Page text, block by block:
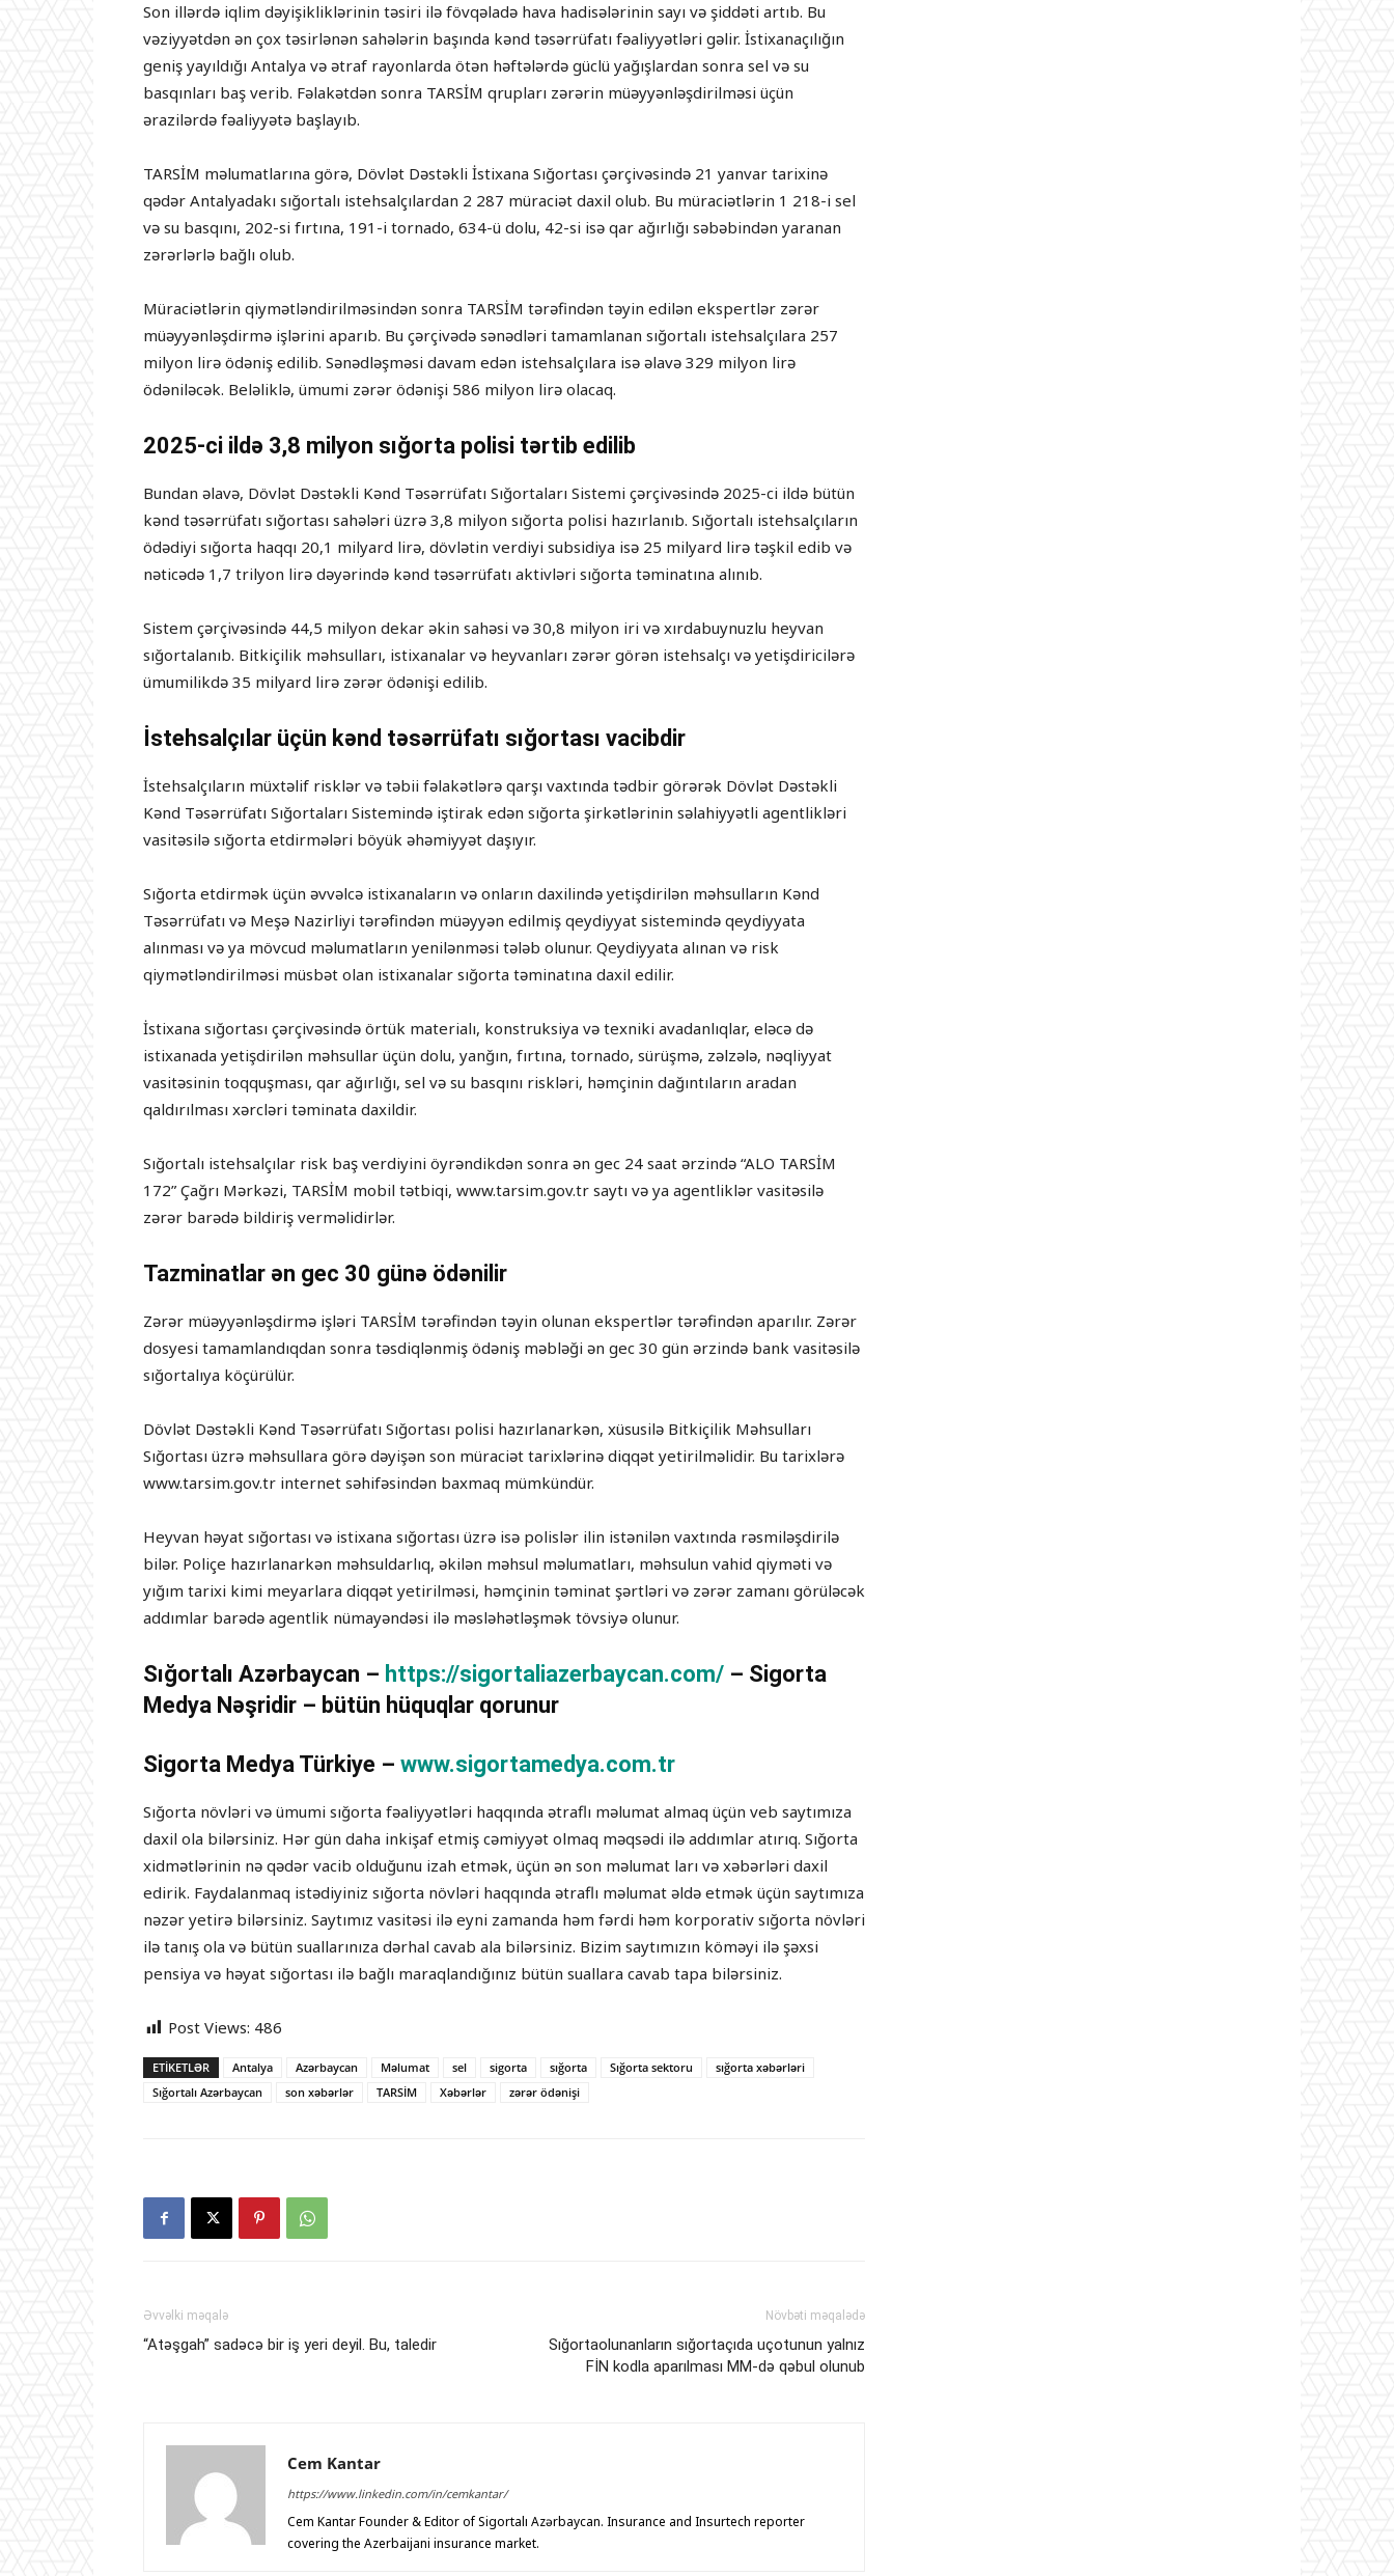
Son illərdə iqlim dəyişikliklərinin təsiri ilə fövqəladə hava hadisələrinin sayı və şiddəti artıb. Bu
vəziyyətdən ən çox təsirlənən sahələrin başında kənd təsərrüfatı fəaliyyətləri gəlir. İstixanaçılığın
geniş yayıldığı Antalya və ətraf rayonlarda ötən həftələrdə güclü yağışlardan sonra sel və su
basqınları baş verib. Fəlakətdən sonra TARSİM qrupları zərərin müəyyənləşdirilməsi üçün
ərazilərdə fəaliyyətə başlayıb.
TARSİM məlumatlarına görə, Dövlət Dəstəkli İstixana Sığortası çərçivəsində 21 yanvar tarixinə
qədər Antalyadakı sığortalı istehsalçılardan 2 287 müraciət daxil olub. Bu müraciətlərin 1 218-i sel
və su basqını, 202-si fırtına, 191-i tornado, 634-ü dolu, 42-si isə qar ağırlığı səbəbindən yaranan
zərərlərlə bağlı olub.
Müraciətlərin qiymətləndirilməsindən sonra TARSİM tərəfindən təyin edilən ekspertlər zərər
müəyyənləşdirmə işlərini aparıb. Bu çərçivədə sənədləri tamamlanan sığortalı istehsalçılara 257
milyon lirə ödəniş edilib. Sənədləşməsi davam edən istehsalçılara isə əlavə 329 milyon lirə
ödəniləcək. Beləliklə, ümumi zərər ödənişi 586 milyon lirə olacaq.
2025-ci ildə 3,8 milyon sığorta polisi tərtib edilib
Bundan əlavə, Dövlət Dəstəkli Kənd Təsərrüfatı Sığortaları Sistemi çərçivəsində 2025-ci ildə bütün
kənd təsərrüfatı sığortası sahələri üzrə 3,8 milyon sığorta polisi hazırlanıb. Sığortalı istehsalçıların
ödədiyi sığorta haqqı 20,1 milyard lirə, dövlətin verdiyi subsidiya isə 25 milyard lirə təşkil edib və
nəticədə 1,7 trilyon lirə dəyərində kənd təsərrüfatı aktivləri sığorta təminatına alınıb.
Sistem çərçivəsində 44,5 milyon dekar əkin sahəsi və 30,8 milyon iri və xırdabuynuzlu heyvan
sığortalanıb. Bitkiçilik məhsulları, istixanalar və heyvanları zərər görən istehsalçı və yetişdiricilərə
ümumilikdə 35 milyard lirə zərər ödənişi edilib.
İstehsalçılar üçün kənd təsərrüfatı sığortası vacibdir
İstehsalçıların müxtəlif risklər və təbii fəlakətlərə qarşı vaxtında tədbir görərək Dövlət Dəstəkli
Kənd Təsərrüfatı Sığortaları Sistemində iştirak edən sığorta şirkətlərinin səlahiyyətli agentlikləri
vasitəsilə sığorta etdirmələri böyük əhəmiyyət daşıyır.
Sığorta etdirmək üçün əvvəlcə istixanaların və onların daxilində yetişdirilən məhsulların Kənd
Təsərrüfatı və Meşə Nazirliyi tərəfindən müəyyən edilmiş qeydiyyat sistemində qeydiyyata
alınması və ya mövcud məlumatların yenilənməsi tələb olunur. Qeydiyyata alınan və risk
qiymətləndirilməsi müsbət olan istixanalar sığorta təminatına daxil edilir.
İstixana sığortası çərçivəsində örtük materialı, konstruksiya və texniki avadanlıqlar, eləcə də
istixanada yetişdirilən məhsullar üçün dolu, yanğın, fırtına, tornado, sürüşmə, zəlzələ, nəqliyyat
vasitəsinin toqquşması, qar ağırlığı, sel və su basqını riskləri, həmçinin dağıntıların aradan
qaldırılması xərcləri təminata daxildir.
Sığortalı istehsalçılar risk baş verdiyini öyrəndikdən sonra ən gec 24 saat ərzində “ALO TARSİM
172” Çağrı Mərkəzi, TARSİM mobil tətbiqi, www.tarsim.gov.tr saytı və ya agentliklər vasitəsilə
zərər barədə bildiriş verməlidirlər.
Tazminatlar ən gec 30 günə ödənilir
Zərər müəyyənləşdirmə işləri TARSİM tərəfindən təyin olunan ekspertlər tərəfindən aparılır. Zərər
dosyesi tamamlandıqdan sonra təsdiqlənmiş ödəniş məbləği ən gec 30 gün ərzində bank vasitəsilə
sığortalıya köçürülür.
Dövlət Dəstəkli Kənd Təsərrüfatı Sığortası polisi hazırlanarkən, xüsusilə Bitkiçilik Məhsulları
Sığortası üzrə məhsullara görə dəyişən son müraciət tarixlərinə diqqət yetirilməlidir. Bu tarixlərə
www.tarsim.gov.tr internet səhifəsindən baxmaq mümkündür.
Heyvan həyat sığortası və istixana sığortası üzrə isə polislər ilin istənilən vaxtında rəsmiləşdirilə
bilər. Poliçe hazırlanarkən məhsuldarlıq, əkilən məhsul məlumatları, məhsulun vahid qiyməti və
yığım tarixi kimi meyarlara diqqət yetirilməsi, həmçinin təminat şərtləri və zərər zamanı görüləcək
addımlar barədə agentlik nümayəndəsi ilə məsləhətləşmək tövsiyə olunur.
Sığortalı Azərbaycan – https://sigortaliazerbaycan.com/ – Sigorta
Medya Nəşridir – bütün hüquqlar qorunur
Sigorta Medya Türkiye – www.sigortamedya.com.tr
Sığorta növləri və ümumi sığorta fəaliyyətləri haqqında ətraflı məlumat almaq üçün veb saytımıza
daxil ola bilərsiniz. Hər gün daha inkişaf etmiş cəmiyyət olmaq məqsədi ilə addımlar atırıq. Sığorta
xidmətlərinin nə qədər vacib olduğunu izah etmək, üçün ən son məlumat ları və xəbərləri daxil
edirik. Faydalanmaq istədiyiniz sığorta növləri haqqında ətraflı məlumat əldə etmək üçün saytımıza
nəzər yetirə bilərsiniz. Saytımız vasitəsi ilə eyni zamanda həm fərdi həm korporativ sığorta növləri
ilə tanış ola və bütün suallarınıza dərhal cavab ala bilərsiniz. Bizim saytımızın köməyi ilə şəxsi
pensiya və həyat sığortası ilə bağlı maraqlandığınız bütün suallara cavab tapa bilərsiniz.
Post Views: 486
ETIKETLƏR Antalya Azərbaycan Məlumat sel sigorta sığorta Sığorta sektoru
sığorta xəbərləri
Sığortalı Azərbaycan
son xəbərlər TARSİM Xəbərlər zərər ödənişi
Əvvəlki məqalə
“Atəşgah” sadəcə bir iş yeri deyil. Bu, taledir
Növbəti məqalədə
Sığortaolunanların sığortaçıda uçotunun yalnız
FİN kodla aparılması MM-də qəbul olunub
Cem Kantar
https://www.linkedin.com/in/cemkantar/
Cem Kantar Founder & Editor of Sigortalı Azərbaycan. Insurance and Insurtech reporter
covering the Azerbaijani insurance market.